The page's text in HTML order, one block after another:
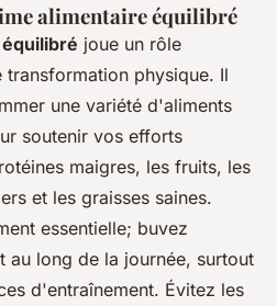
alimentaire équilibré
joue un rôle
physique. Il
une variété d'aliments
soutenir vos efforts
maigres, les fruits, les
et les graisses saines.
essentielle; buvez
au long de la journée, surtout
d'entraînement. Évitez les